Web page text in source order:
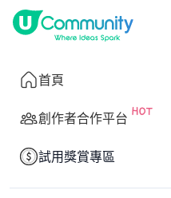
首頁
創作者合作平台
試用獎賞專區